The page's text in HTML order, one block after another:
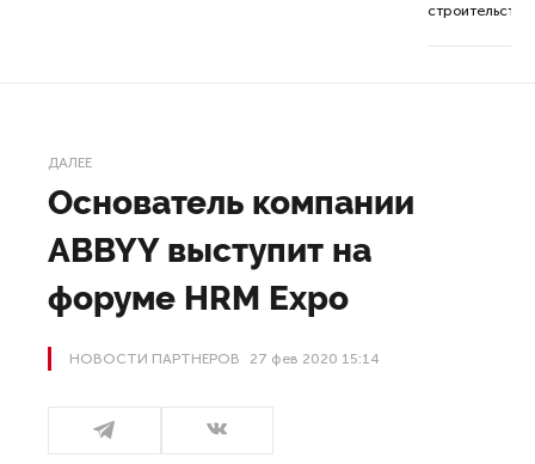
ДАЛЕЕ
Основатель компании
ABBYY выступит на
форуме HRM Expo
НОВОСТИ ПАРТНЕРОВ 27 фев 2020 15:14